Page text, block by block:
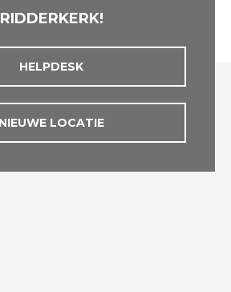
RIDDERKERK!
HELPDESK
NIEUWE LOCATIE